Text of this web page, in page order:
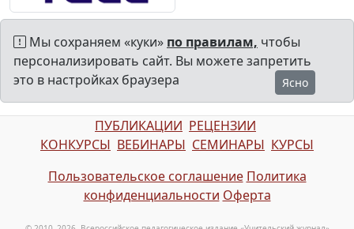
Мы сохраняем «куки» по правилам, чтобы
персонализировать сайт. Вы можете запретить
это в настройках браузера
Ясно
ПУБЛИКАЦИИ РЕЦЕНЗИИ
КОНКУРСЫ ВЕБИНАРЫ СЕМИНАРЫ КУРСЫ
Пользовательское соглашение Политика
конфиденциальности Оферта